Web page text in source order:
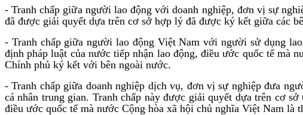
- Tranh chấp giữa người lao động với doanh nghiệp, đơn vị sự
đã được giải quyết dựa trên cơ sở hợp lý đã được ký kết giữa các
- Tranh chấp giữa người lao động Việt Nam với người sử dụng
định pháp luật của nước tiếp nhận lao động, điều ước quốc tế mà
Chính phủ ký kết với bên ngoài nước.
- Tranh chấp giữa doanh nghiệp dịch vụ, đơn vị sự nghiệp đưa
cá nhân trung gian. Tranh chấp này được giải quyết dựa trên cơ
điều ước quốc tế mà nước Cộng hòa xã hội chủ nghĩa Việt Nam